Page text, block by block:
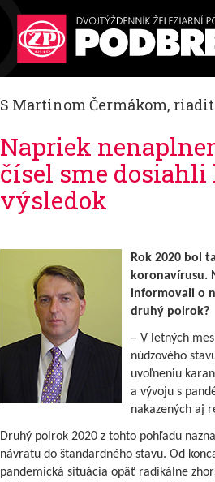
S Martinom Čermákom,
Napriek
čísel sme
výsledok
Rok 2020 bol
koronavírusu.
informovali o
druhý polrok?
– V letných
núdzového
uvoľneniu
a vývoju s
nakazených aj
Druhý polrok 2020 z tohto pohľadu
návratu do štandardného stavu. Od
pandemická situácia opäť radikálne